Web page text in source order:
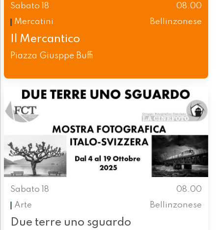
Sabato 18
08.00
Mercatini
Bellinzonese
Il Mercantico
Piazza Giusppe Buffi
Sabato 18
08.00
Arte
Bellinzonese
Due terre uno sguardo